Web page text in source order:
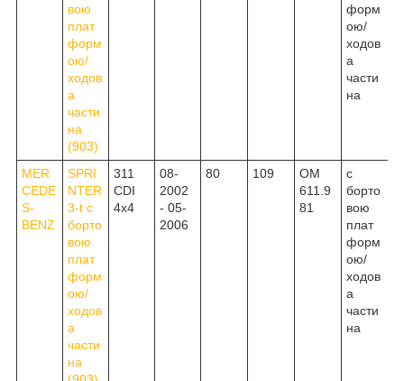
вою
плат
форм
ою/
ходов
а
части
на
(903)
форм
ою/
ходов
а
части
на
MER
CEDE
S-
BENZ
SPRI
NTER
3-t c
борто
вою
плат
форм
ою/
ходов
а
части
на
311
CDI
4x4
08-
2002
- 05-
2006
80 109
OM
611.9
81
c
борто
вою
плат
форм
ою/
ходов
а
части
на